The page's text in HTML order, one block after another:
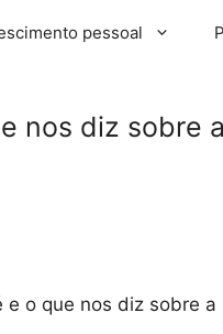
pessoal
nos diz sobre a
o que nos diz sobre a